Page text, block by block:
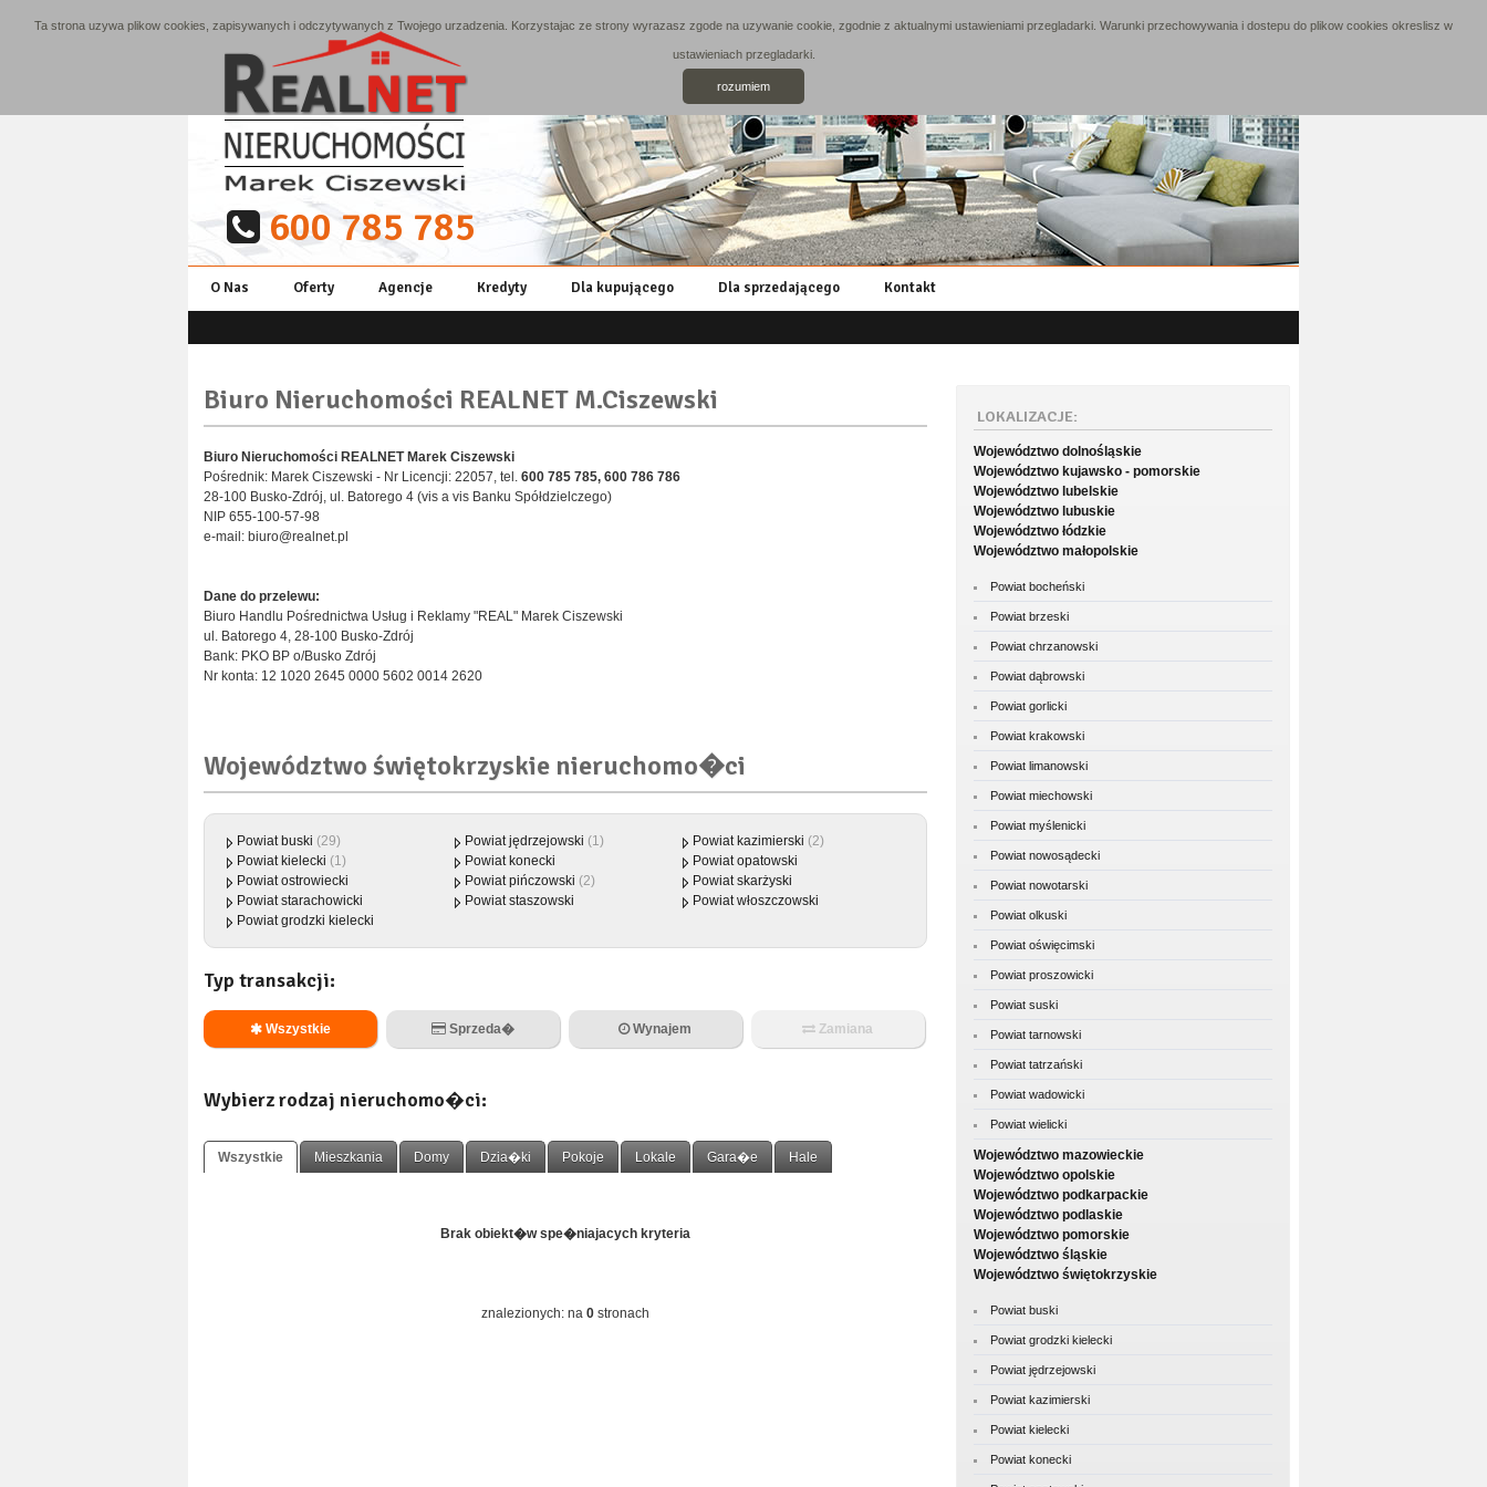
600 785 785
O Nas Oferty Agencje Kredyty Dla kupującego Dla sprzedającego Kontakt
Biuro Nieruchomości REALNET M.Ciszewski
Biuro Nieruchomości REALNET Marek Ciszewski
Pośrednik: Marek Ciszewski - Nr Licencji: 22057, tel. 600 785 785, 600 786 786
28-100 Busko-Zdrój, ul. Batorego 4 (vis a vis Banku Spółdzielczego)
NIP 655-100-57-98
e-mail: biuro@realnet.pl
Dane do przelewu:
Biuro Handlu Pośrednictwa Usług i Reklamy "REAL" Marek Ciszewski
ul. Batorego 4, 28-100 Busko-Zdrój
Bank: PKO BP o/Busko Zdrój
Nr konta: 12 1020 2645 0000 5602 0014 2620
Województwo świętokrzyskie nieruchomo�ci
Powiat buski (29) Powiat jędrzejowski (1) Powiat kazimierski (2)
Powiat kielecki (1) Powiat konecki
Powiat opatowski
Powiat ostrowiecki
Powiat pińczowski (2)
Powiat skarżyski
Powiat starachowicki
Powiat staszowski
Powiat włoszczowski
Powiat grodzki kielecki
Typ transakcji:
Wszystkie Sprzeda� Wynajem Zamiana
Wybierz rodzaj nieruchomo�ci:
Wszystkie Mieszkania Domy Dzia�ki Pokoje Lokale Gara�e Hale
Brak obiekt�w spe�niajacych kryteria
znalezionych: na 0 stronach
LOKALIZACJE:
Województwo dolnośląskie
Województwo kujawsko - pomorskie
Województwo lubelskie
Województwo lubuskie
Województwo łódzkie
Województwo małopolskie
Powiat bocheński
Powiat brzeski
Powiat chrzanowski
Powiat dąbrowski
Powiat gorlicki
Powiat krakowski
Powiat limanowski
Powiat miechowski
Powiat myślenicki
Powiat nowosądecki
Powiat nowotarski
Powiat olkuski
Powiat oświęcimski
Powiat proszowicki
Powiat suski
Powiat tarnowski
Powiat tatrzański
Powiat wadowicki
Powiat wielicki
Województwo mazowieckie
Województwo opolskie
Województwo podkarpackie
Województwo podlaskie
Województwo pomorskie
Województwo śląskie
Województwo świętokrzyskie
Powiat buski
Powiat grodzki kielecki
Powiat jędrzejowski
Powiat kazimierski
Powiat kielecki
Powiat konecki
Ta strona uzywa plikow cookies, zapisywanych i odczytywanych z Twojego urzadzenia. Korzystajac ze strony wyrazasz zgode na uzywanie cookie, zgodnie z aktualnymi ustawieniami przegladarki. Warunki przechowywania i dostepu do plikow cookies okreslisz w
ustawieniach przegladarki.
rozumiem